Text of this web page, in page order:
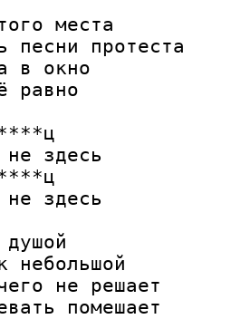
места
песни протеста
в окно
равно
здесь
здесь
небольшой
не решает
помешает